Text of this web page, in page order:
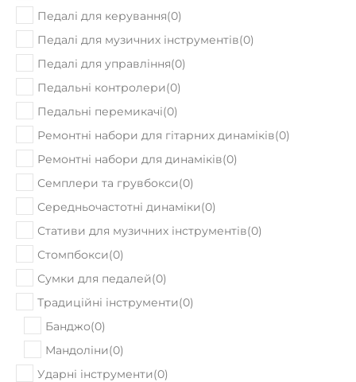
Педалі для керування(0)
Педалі для музичних інструментів(0)
Педалі для управління(0)
Педальні контролери(0)
Педальні перемикачі(0)
Ремонтні набори для гітарних динаміків(0)
Ремонтні набори для динаміків(0)
Семплери та грувбокси(0)
Середньочастотні динаміки(0)
Стативи для музичних інструментів(0)
Стомпбокси(0)
Сумки для педалей(0)
Традиційні інструменти(0)
Банджо(0)
Мандоліни(0)
Ударні інструменти(0)